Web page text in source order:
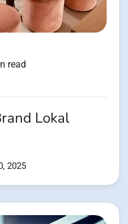
read
Lokal
2025